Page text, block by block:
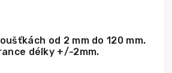
od 2 mm do 120 mm.
délky +/-2mm.